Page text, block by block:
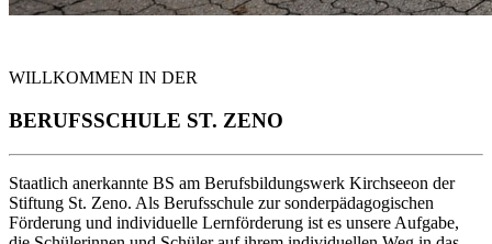
WILLKOMMEN IN DER
BERUFSSCHULE ST. ZENO
Staatlich anerkannte BS am Berufsbildungswerk Kirchseeon der
Stiftung St. Zeno. Als Berufsschule zur sonderpädagogischen
Förderung und individuelle Lernförderung ist es unsere Aufgabe,